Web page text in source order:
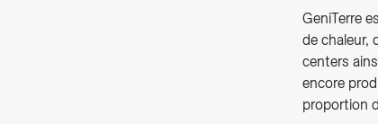
GeniTerre
de chaleur,
centers
encore
proportion